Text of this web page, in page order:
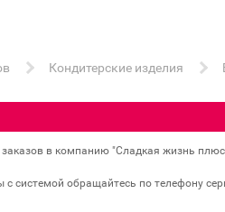
Кондитерские изделия
в компанию "Сладкая жизнь
системой обращайтесь по телефону